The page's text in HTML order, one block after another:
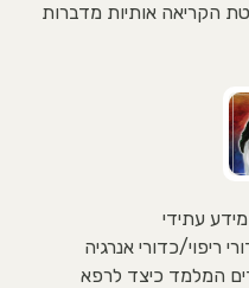
הקריאה אותיות מדברות
עתידי
ריפוי/כדורי אנרגיה
המלמד כיצד לרפא